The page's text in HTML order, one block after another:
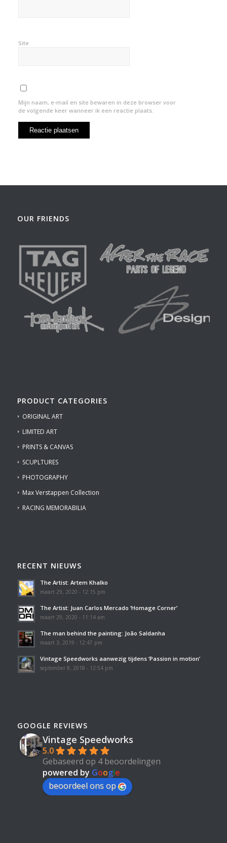
Site
Mijn naam, e-mail en site bewaren in deze browser voor
de volgende keer wanneer ik een reactie plaats.
OUR FRIENDS
PRODUCT CATEGORIES
ORIGINAL ART
LIMITED ART
PRINTS & CANVAS
SCUPLTURES
PHOTOGRAPHY
Max Verstappen Collection
RACING MEMORABILIA
RECENT NIEUWS
The Artist: Artem Khalko
maart 29, 2020 - 12:15 pm
The Artist: Juan Carlos Mercado ‘Homage Corner’
maart 29, 2020 - 11:14 am
The man behind the painting: João Saldanha
maart 3, 2019 - 12:47 pm
Vintage Speedworks aanwezig tijdens ‘Passion in motion’
september 8, 2018 - 12:54 pm
GOOGLE REVIEWS
Vintage Speedworks
5.0
Gebaseerd op 4 beoordelingen
powered by Google
beoordeel ons op